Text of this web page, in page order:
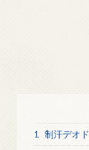
1 制汗デオ